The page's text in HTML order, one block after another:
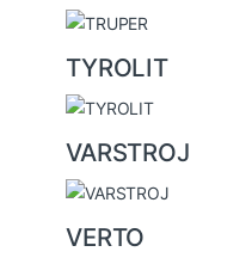
TYROLIT
VARSTROJ
VERTO